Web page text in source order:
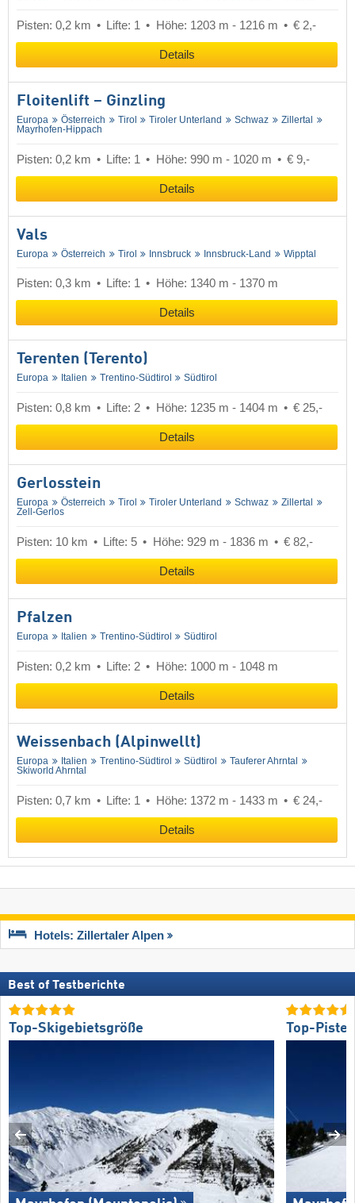
Pisten: 0,2 km Lifte: 1 Höhe: 1203 m - 1216 m € 2,-
Details
Floitenlift – Ginzling
Europa Österreich Tirol Tiroler Unterland Schwaz
Zillertal
Mayrhofen-Hippach
Pisten: 0,2 km Lifte: 1 Höhe: 990 m - 1020 m € 9,-
Details
Vals
Europa Österreich Tirol Innsbruck Innsbruck-Land Wipptal
Pisten: 0,3 km Lifte: 1 Höhe: 1340 m - 1370 m
Details
Terenten (Terento)
Europa Italien Trentino-Südtirol Südtirol
Pisten: 0,8 km Lifte: 2 Höhe: 1235 m - 1404 m € 25,-
Details
Gerlosstein
Europa Österreich Tirol Tiroler Unterland Schwaz
Zillertal
Zell-Gerlos
Pisten: 10 km Lifte: 5 Höhe: 929 m - 1836 m € 82,-
Details
Pfalzen
Europa Italien Trentino-Südtirol Südtirol
Pisten: 0,2 km Lifte: 2 Höhe: 1000 m - 1048 m
Details
Weissenbach (Alpinwellt)
Europa Italien Trentino-Südtirol Südtirol
Tauferer Ahrntal
Skiworld Ahrntal
Pisten: 0,7 km Lifte: 1 Höhe: 1372 m - 1433 m € 24,-
Details
Hotels: Zillertaler Alpen
Best of Testberichte
Top-Skigebietsgröße Top-